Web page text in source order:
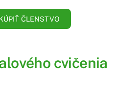
ČLENSTVO
cvičenia